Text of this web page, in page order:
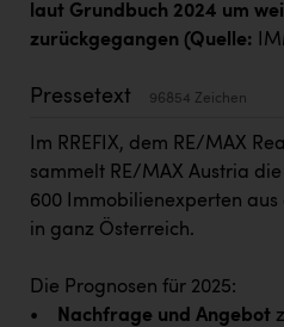
KEBA
Kleider Bauer
Kremsmüller Anlagenbau
Oldtimer Raststationen und
laut Grundbuch 2024 um
zurückgegangen (Quelle:
Pressetext 96854 Zeichen
Im RREFIX, dem RE/MAX
sammelt RE/MAX Austria
600 Immobilienexperten
in ganz Österreich.
Die Prognosen für 2025:
•
Nachfrage und Angebot